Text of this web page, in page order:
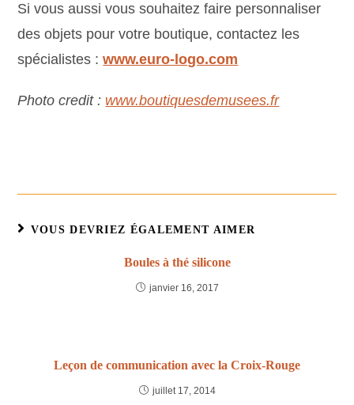
Si vous aussi vous souhaitez faire personnaliser
des objets pour votre boutique, contactez les
spécialistes :www.euro-logo.com
Photo credit : www.boutiquesdemusees.fr
VOUS DEVRIEZ ÉGALEMENT AIMER
Boules à thé silicone
janvier 16, 2017
Leçon de communication avec la Croix-Rouge
juillet 17, 2014